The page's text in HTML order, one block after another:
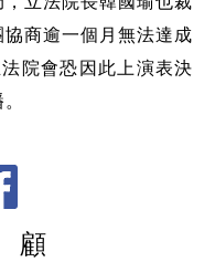
商逾一個月無法達成
院會恐因此上演表決
顧